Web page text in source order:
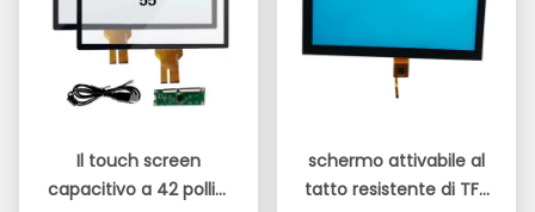
Il touch screen
capacitivo a 42 pollici
schermo attivabile al
tatto resistente di TFT